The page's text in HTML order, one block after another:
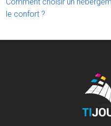
le confort ?